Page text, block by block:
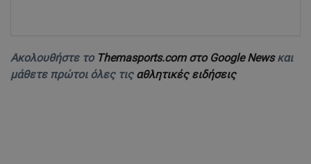
Ακολουθήστε το Themasports.com στο Google Newsκαι
μάθετε πρώτοι όλες τις αθλητικές ειδήσεις